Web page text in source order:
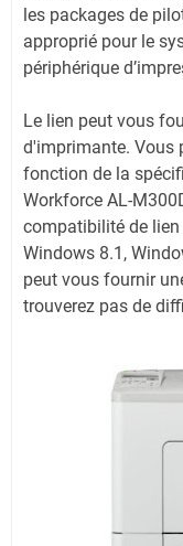
les packages de
approprié pour le
périphérique
Le lien peut vous
d'imprimante. Vous
fonction de la
Workforce AL-
compatibilité de
Windows 8.1,
peut vous fournir
trouverez pas de